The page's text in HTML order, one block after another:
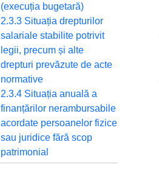
(execuția bugetară)
2.3.3 Situația drepturilor
salariale stabilite potrivit
legii, precum și alte
drepturi prevăzute de acte
normative
2.3.4 Situația anuală a
finanțărilor nerambursabile
acordate persoanelor fizice
sau juridice fără scop
patrimonial